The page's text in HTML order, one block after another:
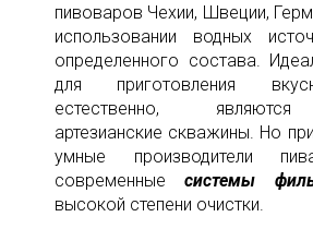
пивоваров Чехии, Швеции,
использовании водных
определенного состава.
для приготовления
естественно,
артезианские скважины. Но
умные производители
современныесистемы
высокой степени очистки.